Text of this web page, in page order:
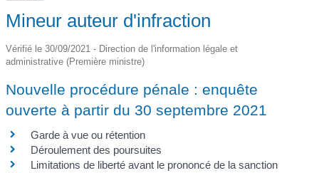
Mineur auteur d'infraction
Vérifié le 30/09/2021 - Direction de l'information légale et
administrative (Première ministre)
Nouvelle procédure pénale : enquête
ouverte à partir du 30 septembre 2021
Garde à vue ou rétention
Déroulement des poursuites
Limitations de liberté avant le prononcé de la sanction